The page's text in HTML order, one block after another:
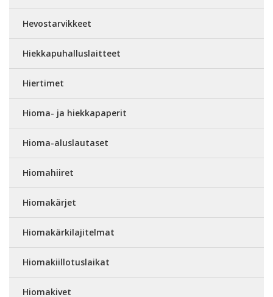
Hevostarvikkeet
Hiekkapuhalluslaitteet
Hiertimet
Hioma- ja hiekkapaperit
Hioma-aluslautaset
Hiomahiiret
Hiomakärjet
Hiomakärkilajitelmat
Hiomakiillotuslaikat
Hiomakivet